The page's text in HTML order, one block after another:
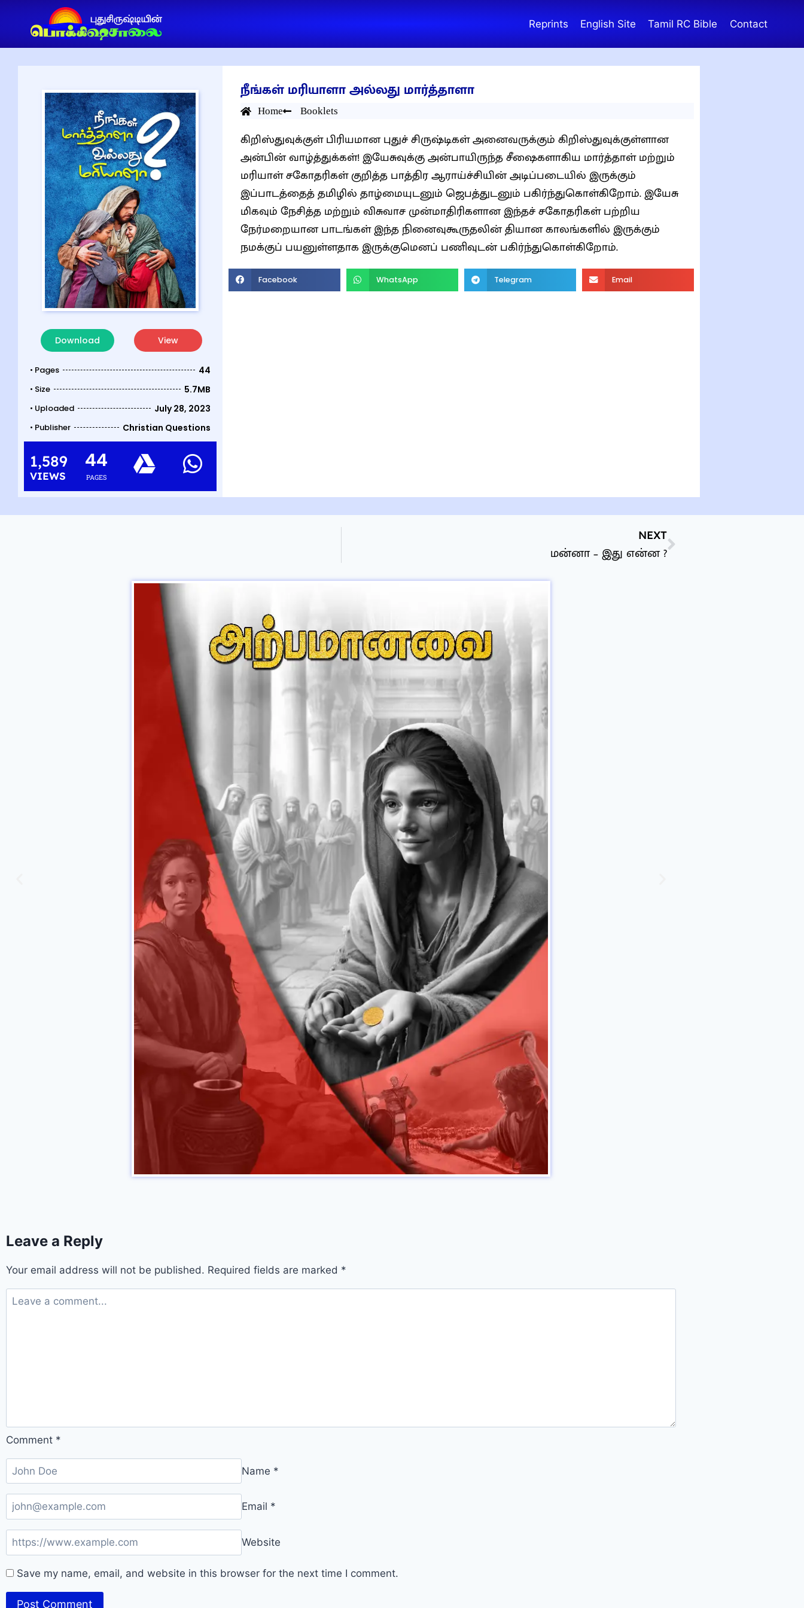
Reprints English Site Tamil RC Bible Contact
Download View
• Pages 44
• Size 5.7MB
• Uploaded July 28, 2023
• Publisher Christian Questions
1,589
VIEWS PAGES
44
நீங்கள் மரியாளா அல்லது மார்த்தாளா
Home Booklets
கிறிஸ்துவுக்குள் பிரியமான புதுச் சிருஷ்டிகள் அனைவருக்கும் கிறிஸ்துவுக்குள்ளான
அன்பின் வாழ்த்துக்கள்! இயேசுவுக்கு அன்பாயிருந்த சீஷைகளாகிய மார்த்தாள் மற்றும்
மரியாள் சகோதரிகள் குறித்த பாத்திர ஆராய்ச்சியின் அடிப்படையில் இருக்கும்
இப்பாடத்தைத் தமிழில் தாழ்மையுடனும் ஜெபத்துடனும் பகிர்ந்துகொள்கிறோம். இயேசு
மிகவும் நேசித்த மற்றும் விசுவாச முன்மாதிரிகளான இந்தச் சகோதரிகள் பற்றிய
நேர்மறையான பாடங்கள் இந்த நினைவுகூருதலின் தியான காலங்களில் இருக்கும்
நமக்குப் பயனுள்ளதாக இருக்குமெனப் பணிவுடன் பகிர்ந்துகொள்கிறோம்.
Facebook WhatsApp Telegram Email
NEXT
மன்னா – இது என்ன ?
Leave a Reply
Your email address will not be published. Required fields are marked *
Comment *
Name *
Email *
Website
Save my name, email, and website in this browser for the next time I comment.